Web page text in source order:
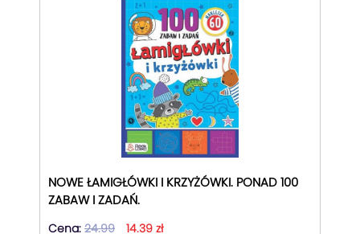
NOWE ŁAMIGŁÓWKI I KRZYŻÓWKI. PONAD 100
ZABAW I ZADAŃ.
Cena: 24.99 14.39 zł